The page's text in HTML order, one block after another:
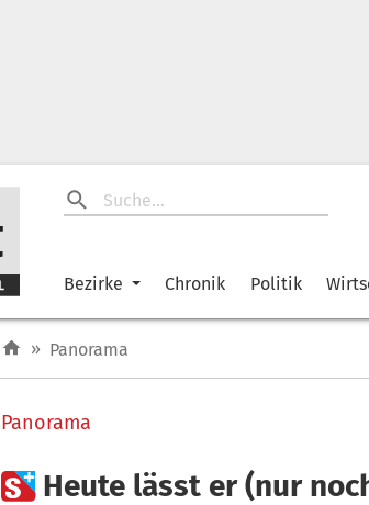
Bezirke Chronik Politik
» Panorama
Panorama
 Heute lässt er (nur